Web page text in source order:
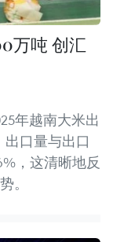
万吨 创汇
年越南大米出
出口量与出口
，这清晰地反
。